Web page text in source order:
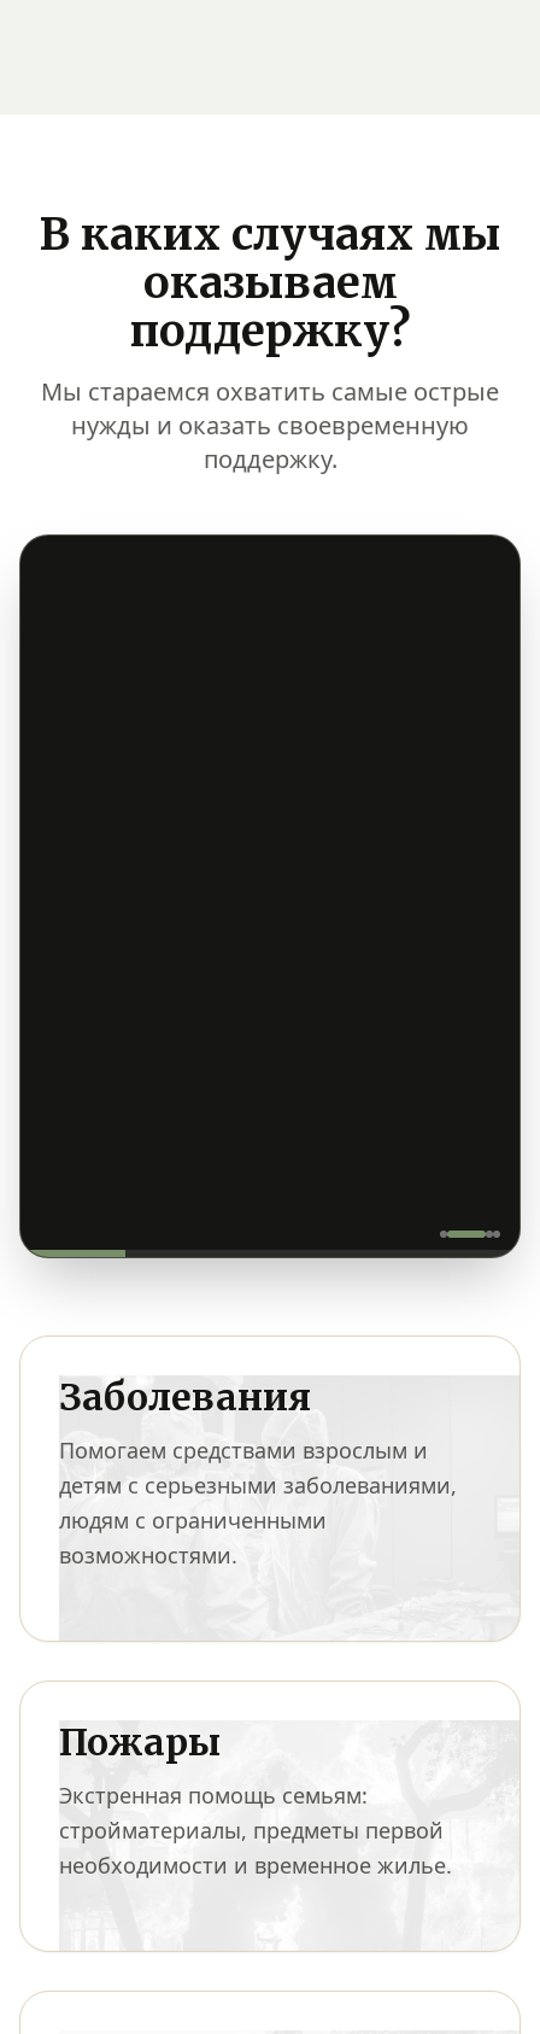
В каких случаях мы
оказываем
поддержку?
Мы стараемся охватить самые острые
нужды и оказать своевременную
поддержку.
стройматериалы,
предметы
первой
необходимости
и временное
жилье.
Заболевания
Помогаем средствами взрослым и
детям с серьезными заболеваниями,
людям с ограниченными
возможностями.
Пожары
Экстренная помощь семьям:
стройматериалы, предметы первой
необходимости и временное жилье.